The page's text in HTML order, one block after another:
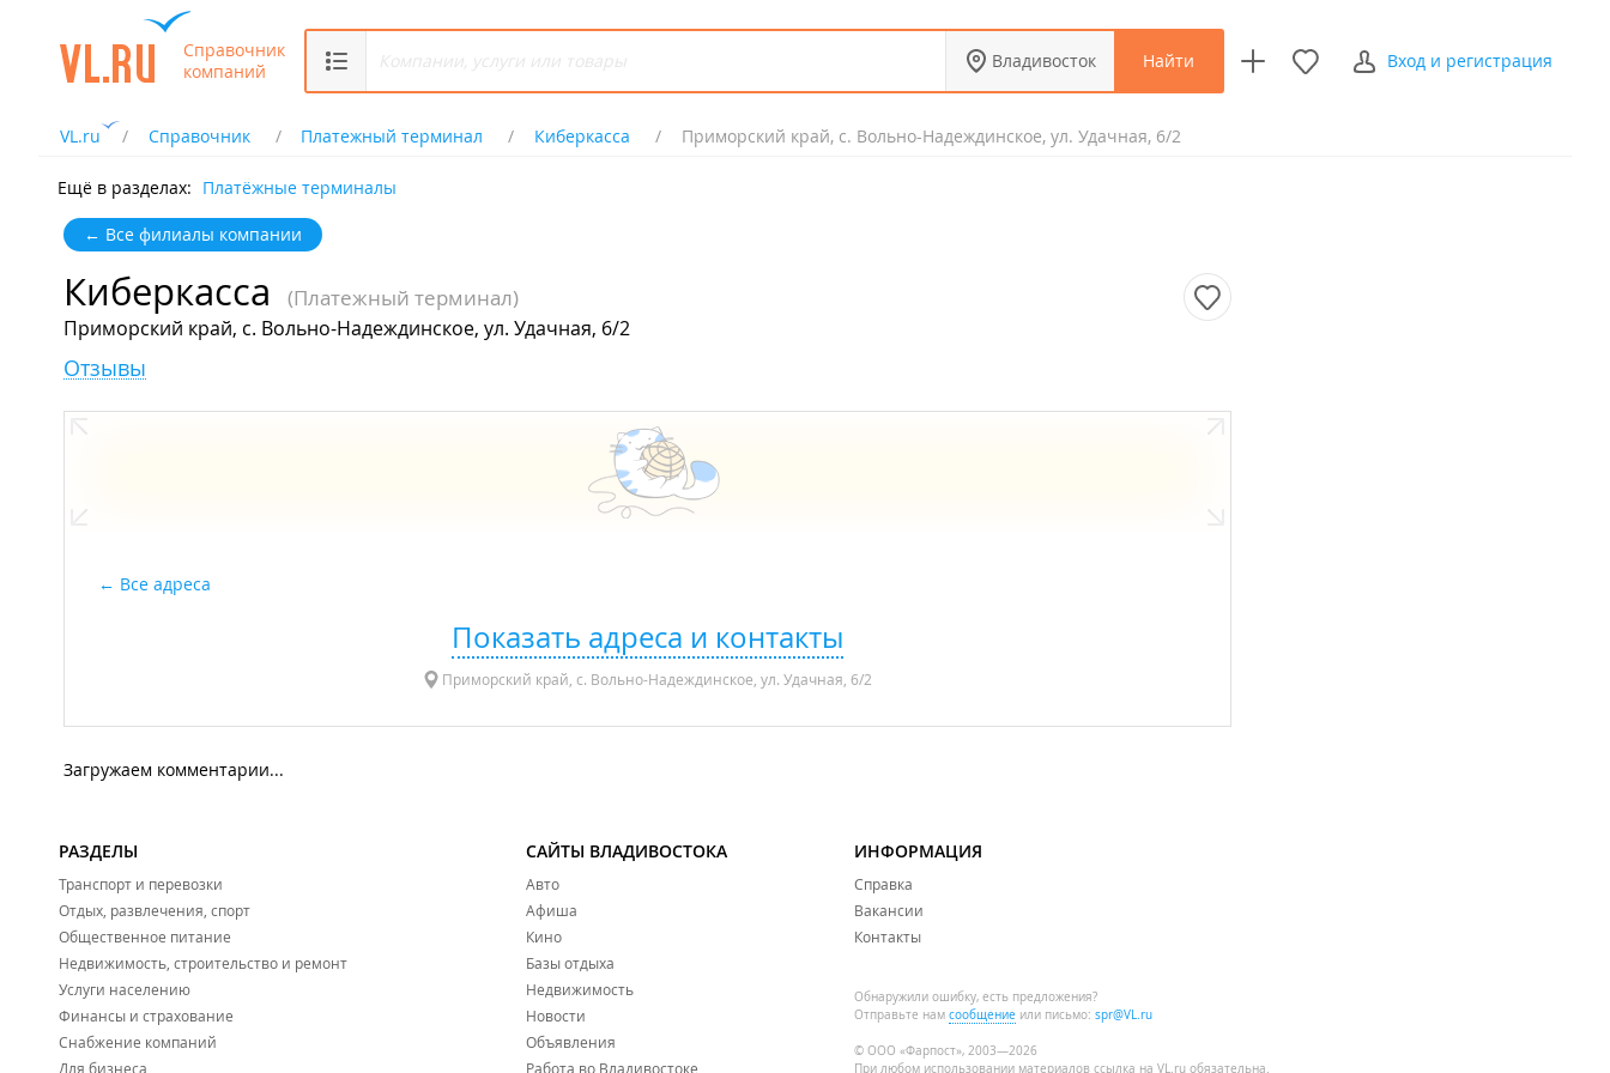
Справочник
компаний
Владивосток Найти Вход и регистрация
VL.ru Справочник Платежный терминал Киберкасса Приморский край, с. Вольно-Надеждинское, ул. Удачная, 6/2
Ещё в разделах: Платёжные терминалы
← Все филиалы компании
Киберкасса (Платежный терминал)
Приморский край, с. Вольно-Надеждинское, ул. Удачная, 6/2
Отзывы
Все адреса
Показать адреса и контакты
Приморский край, с. Вольно-Надеждинское, ул. Удачная, 6/2
Загружаем комментарии...
РАЗДЕЛЫ
Транспорт и перевозки
Отдых, развлечения, спорт
Общественное питание
Недвижимость, строительство и ремонт
Услуги населению
Финансы и страхование
Снабжение компаний
Для бизнеса
САЙТЫ ВЛАДИВОСТОКА
Авто
Афиша
Кино
Базы отдыха
Недвижимость
Новости
Объявления
Работа во Владивостоке
ИНФОРМАЦИЯ
Справка
Вакансии
Контакты
Обнаружили ошибку, есть предложения?
Отправьте нам сообщение или письмо: spr@VL.ru
© ООО «Фарпост», 2003—2026
При любом использовании материалов ссылка на VL.ru обязательна.